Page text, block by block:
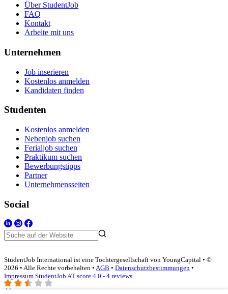
Über StudentJob
FAQ
Kontakt
Arbeite mit uns
Unternehmen
Job inserieren
Kostenlos anmelden
Kandidaten finden
Studenten
Kostenlos anmelden
Nebenjob suchen
Ferialjob suchen
Praktikum suchen
Bewerbungstipps
Partner
Unternehmensseiten
Social
StudentJob International ist eine Tochtergesellschaft von YoungCapital • ©
2026 • Alle Rechte vorbehalten • AGB • Datenschutzbestimmungen •
Impressum StudentJob AT score 4.0 - 4 reviews